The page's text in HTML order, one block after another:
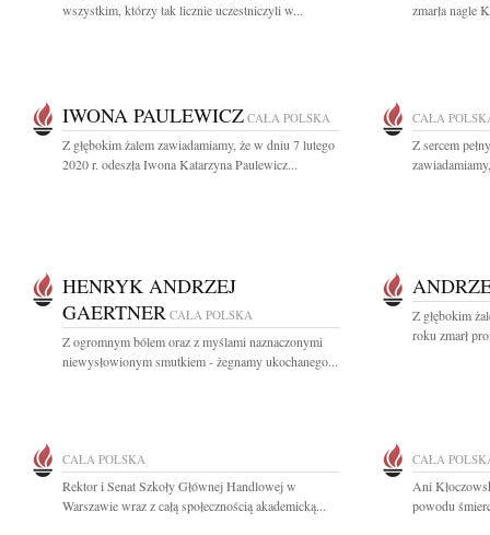
wszystkim, którzy tak licznie uczestniczyli w...
zmarła nagle
IWONA PAULEWICZ CAŁA POLSKA
Z głębokim żalem zawiadamiamy, że w dniu 7 lutego
2020 r. odeszła Iwona Katarzyna Paulewicz...
CAŁA
Z sercem
HENRYK ANDRZEJ
GAERTNER CAŁA POLSKA
Z ogromnym bólem oraz z myślami naznaczonymi
niewysłowionym smutkiem - żegnamy ukochanego...
Z głębokim
roku zmarł
CAŁA POLSKA
Rektor i Senat Szkoły Głównej Handlowej w
Warszawie wraz z całą społecznością akademicką...
CAŁA
Ani
powodu